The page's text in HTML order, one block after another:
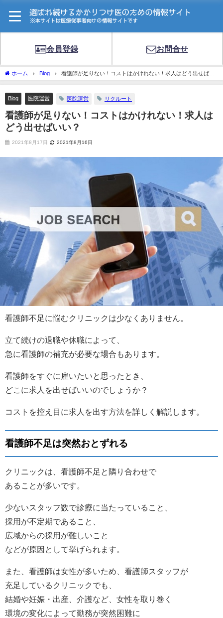
会員登録 お問合せ
ホーム Blog
看護師が足りない！コストはかけれない！求人はどう出せばい
い？
Blog 医院運営 医院運営 リクルート
看護師が足りない！コストはかけれない！求人は
どう出せばいい？
2021年8月17日 2021年8月16日
看護師不足に悩むクリニックは少なくありません。
立て続けの退職や休職によって、
急に看護師の補充が必要な場合もあります。
看護師をすぐに雇いたいと思ったとき、
どこに求人を出せばいいのでしょうか？
コストを控え目に求人を出す方法を詳しく解説します。
看護師不足は突然おとずれる
クリニックは、看護師不足と隣り合わせで
あることが多いです。
少ないスタッフ数で診療に当たっていること、
採用が不定期であること、
広域からの採用が難しいこと
などが原因として挙げられます。
また、看護師は女性が多いため、看護師スタッフが
充足しているクリニックでも、
結婚や妊娠・出産、介護など、女性を取り巻く
環境の変化によって勤務が突然困難に